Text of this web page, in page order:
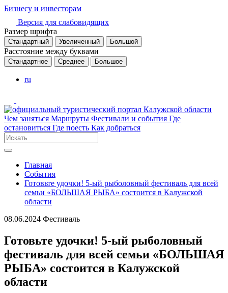
Бизнесу и инвесторам
Версия для слабовидящих
Размер шрифта
Стандартный Увеличенный Большой
Расстояние между буквами
Стандартное Среднее Большое
ru
Чем заняться Маршруты Фестивали и события Где
остановиться Где поесть Как добраться
Главная
События
Готовьте удочки! 5-ый рыболовный фестиваль для всей
семьи «БОЛЬШАЯ РЫБА» состоится в Калужской
области
08.06.2024 Фестиваль
Готовьте удочки! 5-ый рыболовный
фестиваль для всей семьи «БОЛЬШАЯ
РЫБА» состоится в Калужской
области